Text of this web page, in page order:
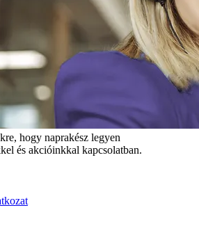
hogy naprakész legyen
és akcióinkkal kapcsolatban.